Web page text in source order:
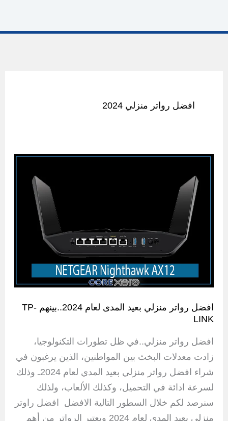
افضل رواتر منزلي 2024
افضل رواتر منزلي بعيد المدى لعام 2024..بينهم TP-
LINK
افضل رواتر منزلي..في ظل تطورات التكنولوجيا،
زادت معدلات البخث بين المواطنين، الذين يرغبون في
شراء افضل رواتر منزلي بعيد المدي لعام 2024ـ وذلك
لسرعة ادائة في التحميل، وكذلك الألعاب، ولذلك
سنرصد لكم خلال السطور التالية الافضل افضل راوتر
منزلي بعيد المدى لعام 2024 ويعتبر الرواتر من أهم